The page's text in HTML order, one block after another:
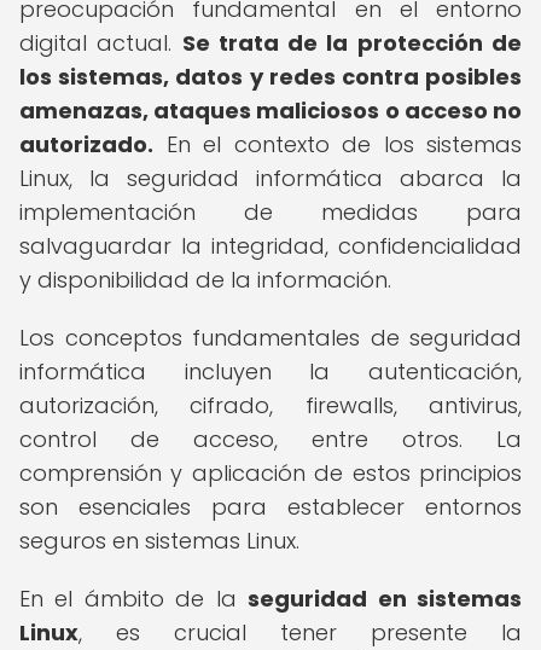
preocupación fundamental en el entorno
digital actual. Se trata de la protección de
los sistemas, datos y redes contra posibles
amenazas, ataques maliciosos o acceso no
autorizado. En el contexto de los sistemas
Linux, la seguridad informática abarca la
implementación de medidas para
salvaguardar la integridad, confidencialidad
y disponibilidad de la información.
Los conceptos fundamentales de seguridad
informática incluyen la autenticación,
autorización, cifrado, firewalls, antivirus,
control de acceso, entre otros. La
comprensión y aplicación de estos principios
son esenciales para establecer entornos
seguros en sistemas Linux.
En el ámbito de laseguridad en sistemas
Linux, es crucial tener presente la